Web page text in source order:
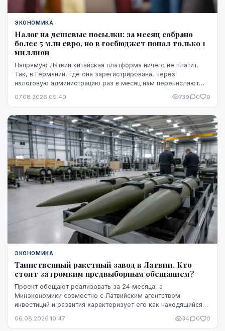
ЭКОНОМИКА
Налог на дешевые посылки: за месяц собрано
более 5 млн евро, но в госбюджет попал только 1
миллион
Напрямую Латвии китайская платформа ничего не платит.
Так, в Германии, где она зарегистрирована, через
налоговую администрацию раз в месяц нам перечисляют
платит в той стране, где товар предъявляется таможне,
07.08.2026 09:40 739 0 0
ЭКОНОМИКА
Таинственный ракетный завод в Латвии. Кто
стоит за громким предвыборным обещанием?
Проект обещают реализовать за 24 месяца, а
Минэкономики совместно с Латвийским агентством
инвестиций и развития характеризует его как находящийся
ни модель ракет, ни владелец технологий, ни
06.08.2026 10:47 34 0 0